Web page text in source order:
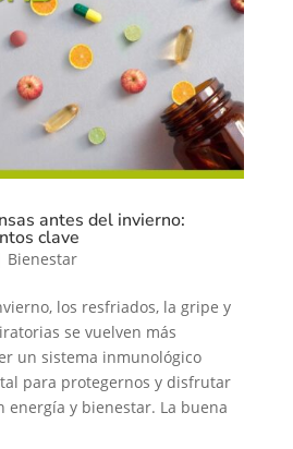
antes del invierno:
clave
Bienestar
los resfriados, la gripe y
se vuelven más
un sistema inmunológico
para protegernos y disfrutar
energía y bienestar. La buena